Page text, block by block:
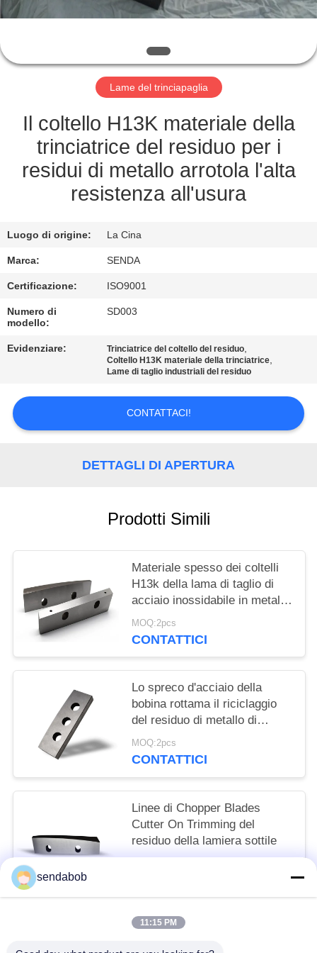
FABBRICA
CONTROLLO
DELLA
NOTIZIE
CHIEDI UN
PREVENTIVO
DEL
SITO
SULLA
PRIVACY
Lame del trinciapaglia
Il coltello H13K materiale della
trinciatrice del residuo per i
residui di metallo arrotola l'alta
resistenza all'usura
Luogo di origine: La Cina
Marca: SENDA
Certificazione: ISO9001
Numero di
modello:
SD003
Evidenziare: Trinciatrice del coltello del residuo,
Coltello H13K materiale della trinciatrice,
Lame di taglio industriali del residuo
CONTATTACI!
DETTAGLI DI APERTURA
Prodotti Simili
Materiale spesso dei coltelli
H13k della lama di taglio di
acciaio inossidabile in metallo
che ricicla linea
MOQ:2pcs
CONTATTICI
Lo spreco d'acciaio della
bobina rottama il riciclaggio
del residuo di metallo di
Chopper Blades HRC 55
MOQ:2pcs
CONTATTICI
Linee di Chopper Blades
Cutter On Trimming del
residuo della lamiera sottile
sendabob
11:15 PM